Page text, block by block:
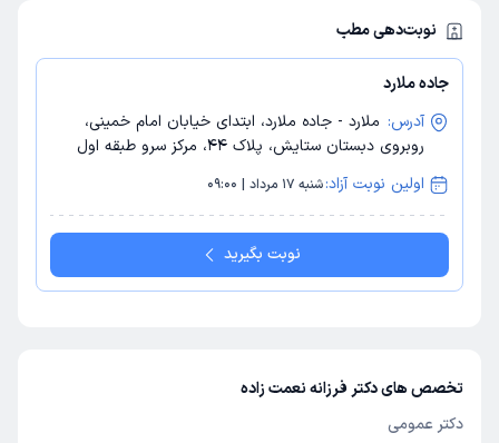
نوبت‌دهی مطب
جاده ملارد
آدرس: ملارد - جاده ملارد، ابتدای خیابان امام خمینی،
روبروی دبستان ستایش، پلاک 44، مرکز سرو طبقه اول
اولین نوبت آزاد:شنبه 17 مرداد | 09:00
نوبت بگیرید
تخصص های دکتر فرزانه نعمت زاده
دکتر عمومی